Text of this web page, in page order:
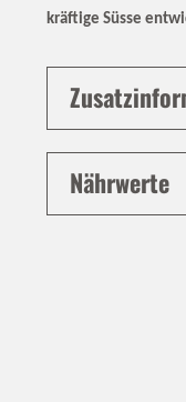
kräftige Süsse
Nährwerte